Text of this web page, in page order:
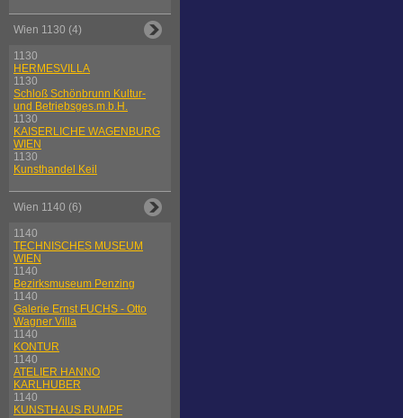
Wien 1130 (4)
1130
HERMESVILLA
1130
Schloß Schönbrunn Kultur-
und Betriebsges.m.b.H.
1130
KAISERLICHE WAGENBURG
WIEN
1130
Kunsthandel Keil
Wien 1140 (6)
1140
TECHNISCHES MUSEUM
WIEN
1140
Bezirksmuseum Penzing
1140
Galerie Ernst FUCHS - Otto
Wagner Villa
1140
KONTUR
1140
ATELIER HANNO
KARLHUBER
1140
KUNSTHAUS RUMPF